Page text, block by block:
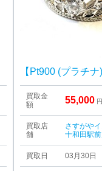
買取金
額
55,000 円
買取店
舗
さすがや
十和田駅
買取日 03月30日